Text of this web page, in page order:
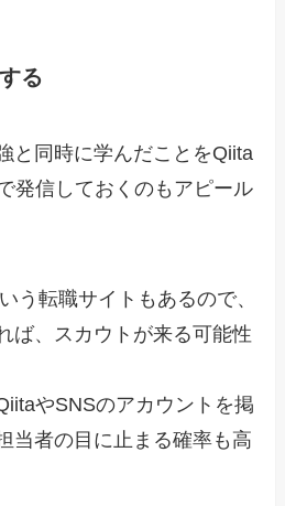
る
と同時に学んだことをQiita
発信しておくのもアピール
う転職サイトもあるので、
ば、スカウトが来る可能性
やSNSのアカウントを掲
当者の目に止まる確率も高